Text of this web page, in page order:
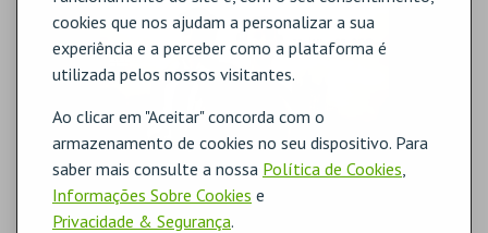
cookies que nos ajudam a personalizar a sua
experiência e a perceber como a plataforma é
utilizada pelos nossos visitantes.
Ao clicar em "Aceitar" concorda com o
armazenamento de cookies no seu dispositivo. Para
saber mais consulte a nossa Política de Cookies,
Informações Sobre Cookies e
Privacidade & Segurança.